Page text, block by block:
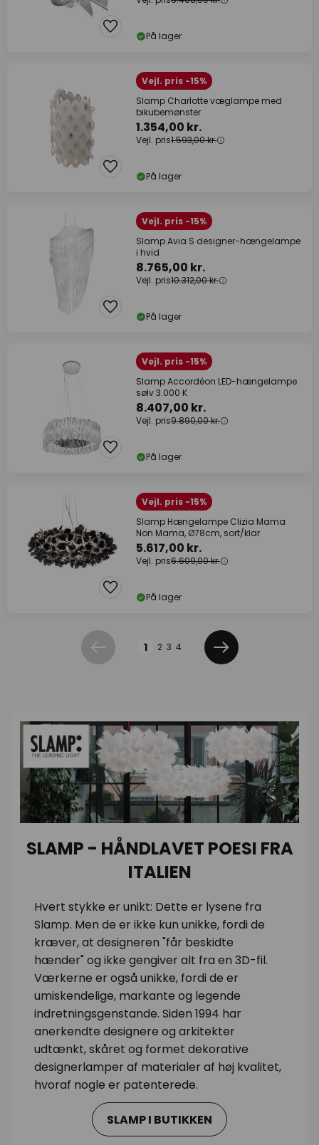
På lager
Vejl. pris -15%
Slamp Charlotte væglampe med
bikubemønster
1.354,00 kr.
Vejl. pris1.593,00 kr.
På lager
Vejl. pris -15%
Slamp Avia S designer-hængelampe
i hvid
8.765,00 kr.
Vejl. pris10.312,00 kr.
På lager
Vejl. pris -15%
Slamp Accordéon LED-hængelampe
sølv 3.000 K
8.407,00 kr.
Vejl. pris9.890,00 kr.
På lager
Vejl. pris -15%
Slamp Hængelampe Clizia Mama
Non Mama, Ø78cm, sort/klar
5.617,00 kr.
Vejl. pris6.609,00 kr.
På lager
Forrige 1 2 3 4
Næste
SLAMP - HÅNDLAVET POESI FRA
ITALIEN
Hvert stykke er unikt: Dette er lysene fra
Slamp. Men de er ikke kun unikke, fordi de
kræver, at designeren "får beskidte
hænder" og ikke gengiver alt fra en 3D-fil.
Værkerne er også unikke, fordi de er
umiskendelige, markante og legende
indretningsgenstande. Siden 1994 har
anerkendte designere og arkitekter
udtænkt, skåret og formet dekorative
designerlamper af materialer af høj kvalitet,
hvoraf nogle er patenterede.
SLAMP I BUTIKKEN